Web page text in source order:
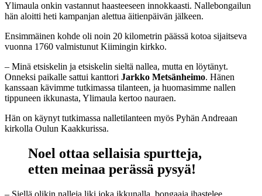
Ylimaula onkin vastannut haasteeseen innokkaasti. Nallebongailun
hän aloitti heti kampanjan alettua äitienpäivän jälkeen.
Ensimmäinen kohde oli noin 20 kilometrin päässä kotoa sijaitseva
vuonna 1760 valmistunut Kiimingin kirkko.
– Minä etsiskelin ja etsiskelin sieltä nallea, mutta en löytänyt.
Onneksi paikalle sattui kanttori Jarkko Metsänheimo. Hänen
kanssaan kävimme tutkimassa tilanteen, ja huomasimme nallen
tippuneen ikkunasta, Ylimaula kertoo nauraen.
Hän on käynyt tutkimassa nalletilanteen myös Pyhän Andreaan
kirkolla Oulun Kaakkurissa.
Noel ottaa sellaisia spurtteja,
etten meinaa perässä pysyä!